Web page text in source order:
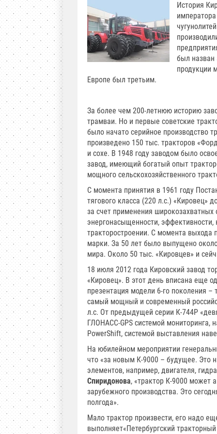
История
был назван
продукции
Европе был третьим.
За более чем 200-летнюю историю
трамваи. Но и первые советские
было начато серийное производство
произведено 150 тыс. тракторов
и сохе. В 1948 году заводом было
завод, имеющий богатый опыт
мощного сельскохозяйственного
С момента принятия в 1961 году
тягового класса (220 л.с.) «Кировец»
за счет применения широкозахватных
энергонасыщенности,
тракторостроении. С момента выхода
марки. За 50 лет было выпущено
мира. Около 50 тыс. «Кировцев» и
18 июля 2012 года Кировский завод
«Кировец». В этот день вписана еще
презентация модели 6-го поколения
самый мощный и современный
л.с. От предыдущей серии К-744Р
ГЛОНАСС-GPS системой мониторинга,
PowerShift, системой выставления
На юбилейном мероприятии
что «за новым К-9000 – будущее. Это
элементов, например, двигателя,
Спиридонова, «трактор К-9000 может
зарубежного производства. Это
полгода».
Мало трактор произвести, его надо
выполняет«Петербургский